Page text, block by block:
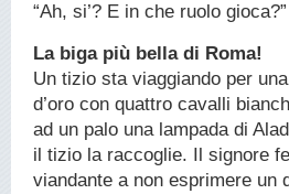
“Ah, si’? E in che ruolo gioca?”
La biga più bella di Roma!
Un tizio sta viaggiando per
d’oro con quattro cavalli
ad un palo una lampada di
il tizio la raccoglie. Il signore
viandante a non esprimere un